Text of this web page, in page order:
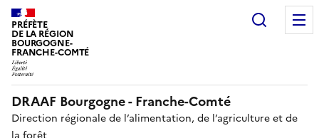
PRÉFÈTE
DE LA RÉGION
BOURGOGNE-
FRANCHE-COMTÉ
DRAAF Bourgogne - Franche-Comté
Direction régionale de l’alimentation, de l’agriculture et de